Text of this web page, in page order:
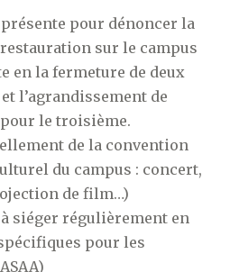
pour dénoncer la
sur le campus
en la fermeture de deux
l’agrandissement de
le troisième.
de la convention
du campus : concert,
de film…)
siéger régulièrement en
pour les